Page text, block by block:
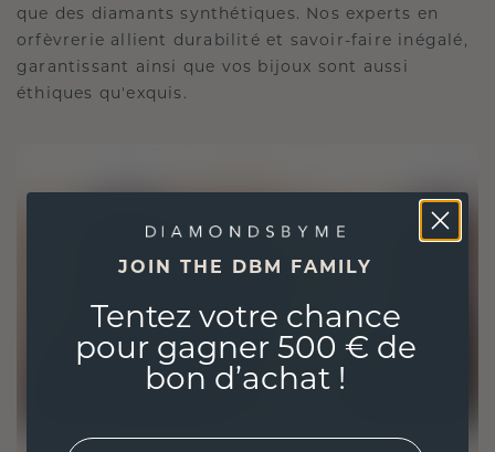
que des diamants synthétiques. Nos experts en
orfèvrerie allient durabilité et savoir-faire inégalé,
garantissant ainsi que vos bijoux sont aussi
éthiques qu'exquis.
JOIN THE DBM FAMILY
Tentez votre chance
pour gagner 500 € de
bon d’achat !
EMail